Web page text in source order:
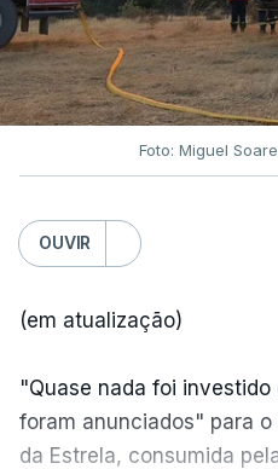
Foto: Miguel
OUVIR
(em atualização)
"Quase nada foi investido
foram anunciados" para o
da Estrela, consumida